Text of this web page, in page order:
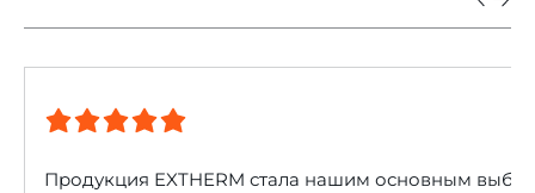
Продукция EXTHERM стала нашим основным